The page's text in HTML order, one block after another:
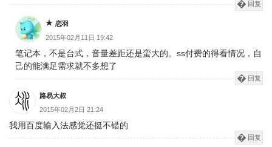
回复
恋羽
2015年02月11日 19:42
笔记本，不是台式，音量差距还是蛮大的。ss付费的得看情况，自
己的能满足需求就不多想了
回复
路易大叔
2015年02月2日 21:24
我用百度输入法感觉还挺不错的
回复